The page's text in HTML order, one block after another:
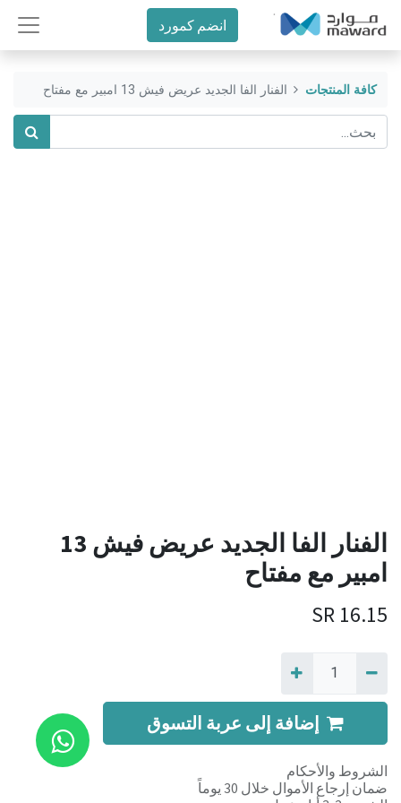
انضم كمورد
كافة المنتجات الفنار الفا الجديد عريض فيش 13 امبير مع مفتاح
الفنار الفا الجديد عريض فيش 13
امبير مع مفتاح
16.15
إضافة إلى عربة التسوق
الشروط والأحكام
ضمان إرجاع الأموال خلال 30 يوماً